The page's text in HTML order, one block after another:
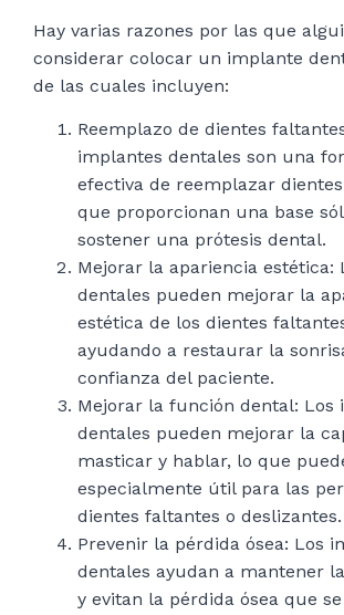
Hay varias razones por las que
considerar colocar un implante
de las cuales incluyen:
Reemplazo de dientes
implantes dentales son una
efectiva de reemplazar
que proporcionan una base
sostener una prótesis dental.
Mejorar la apariencia estética:
dentales pueden mejorar la
estética de los dientes
ayudando a restaurar la
confianza del paciente.
Mejorar la función dental: Los
dentales pueden mejorar la
masticar y hablar, lo que
especialmente útil para las
dientes faltantes o deslizantes.
Prevenir la pérdida ósea: Los
dentales ayudan a mantener
y evitan la pérdida ósea que